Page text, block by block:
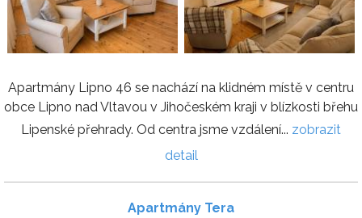
Apartmány Lipno 46 se nachází na klidném místě v centru
obce Lipno nad Vltavou v Jihočeském kraji v blízkosti břehu
Lipenské přehrady. Od centra jsme vzdálení... zobrazit
detail
Apartmány Tera